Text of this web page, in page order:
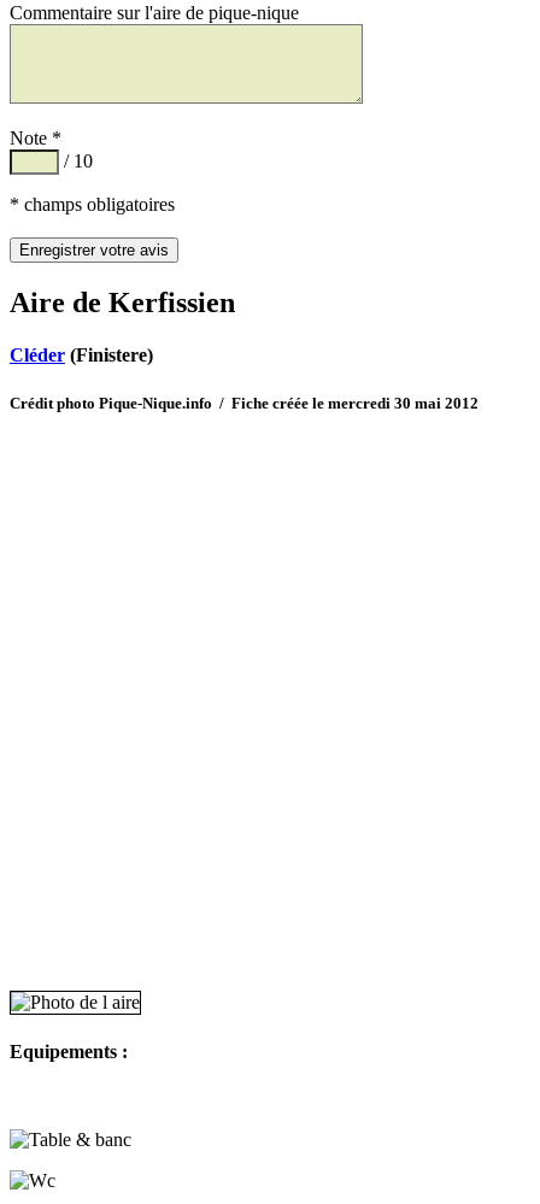
Commentaire sur l'aire de pique-nique
Note *
/ 10
* champs obligatoires
Aire de Kerfissien
Cléder (Finistere)
Crédit photo Pique-Nique.info / Fiche créée le mercredi 30 mai 2012
Equipements :